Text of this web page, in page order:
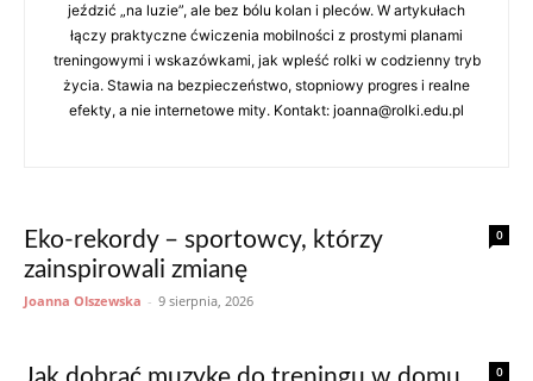
jeździć „na luzie”, ale bez bólu kolan i pleców. W artykułach
łączy praktyczne ćwiczenia mobilności z prostymi planami
treningowymi i wskazówkami, jak wpleść rolki w codzienny tryb
życia. Stawia na bezpieczeństwo, stopniowy progres i realne
efekty, a nie internetowe mity. Kontakt: joanna@rolki.edu.pl
0
Eko-rekordy – sportowcy, którzy
zainspirowali zmianę
Joanna Olszewska - 9 sierpnia, 2026
0